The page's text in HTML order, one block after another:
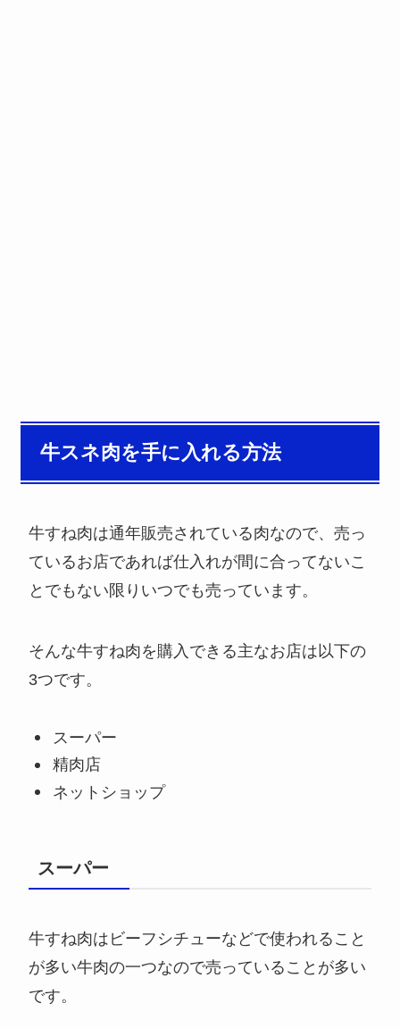
牛スネ肉を手に入れる方法
牛すね肉は通年販売されている肉なので、売っ
ているお店であれば仕入れが間に合ってないこ
とでもない限りいつでも売っています。
そんな牛すね肉を購入できる主なお店は以下の
3つです。
スーパー
精肉店
ネットショップ
スーパー
牛すね肉はビーフシチューなどで使われること
が多い牛肉の一つなので売っていることが多い
です。